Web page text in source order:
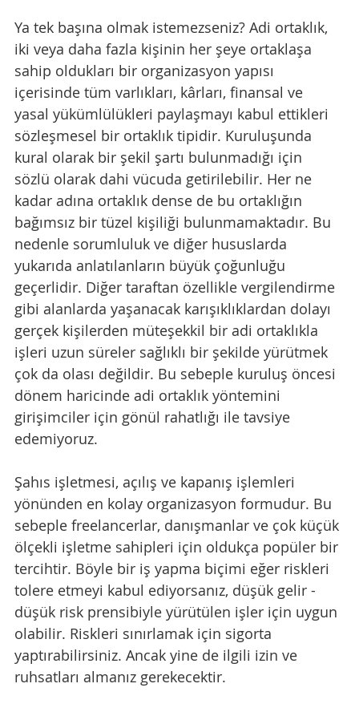
Ya tek başına olmak istemezseniz? Adi ortaklık,
iki veya daha fazla kişinin her şeye ortaklaşa
sahip oldukları bir organizasyon yapısı
içerisinde tüm varlıkları, kârları, finansal ve
yasal yükümlülükleri paylaşmayı kabul ettikleri
sözleşmesel bir ortaklık tipidir. Kuruluşunda
kural olarak bir şekil şartı bulunmadığı için
sözlü olarak dahi vücuda getirilebilir. Her ne
kadar adına ortaklık dense de bu ortaklığın
bağımsız bir tüzel kişiliği bulunmamaktadır. Bu
nedenle sorumluluk ve diğer hususlarda
yukarıda anlatılanların büyük çoğunluğu
geçerlidir. Diğer taraftan özellikle vergilendirme
gibi alanlarda yaşanacak karışıklıklardan dolayı
gerçek kişilerden müteşekkil bir adi ortaklıkla
işleri uzun süreler sağlıklı bir şekilde yürütmek
çok da olası değildir. Bu sebeple kuruluş öncesi
dönem haricinde adi ortaklık yöntemini
girişimciler için gönül rahatlığı ile tavsiye
edemiyoruz.
Şahıs işletmesi, açılış ve kapanış işlemleri
yönünden en kolay organizasyon formudur. Bu
sebeple freelancerlar, danışmanlar ve çok küçük
ölçekli işletme sahipleri için oldukça popüler bir
tercihtir. Böyle bir iş yapma biçimi eğer riskleri
tolere etmeyi kabul ediyorsanız, düşük gelir -
düşük risk prensibiyle yürütülen işler için uygun
olabilir. Riskleri sınırlamak için sigorta
yaptırabilirsiniz. Ancak yine de ilgili izin ve
ruhsatları almanız gerekecektir.